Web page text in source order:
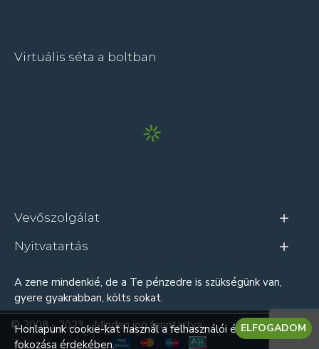
Virtuális séta a boltban
Vevőszolgálat
Nyitvatartás
A zene mindenkié, de a Te pénzedre is szükségünk van,
gyere gyakrabban, költs sokat.
© 2008 - 2023 - Minden jog fenntartva
ELFOGADOM
Honlapunk cookie-kat használ a felhasználói élmény
fokozása érdekében.